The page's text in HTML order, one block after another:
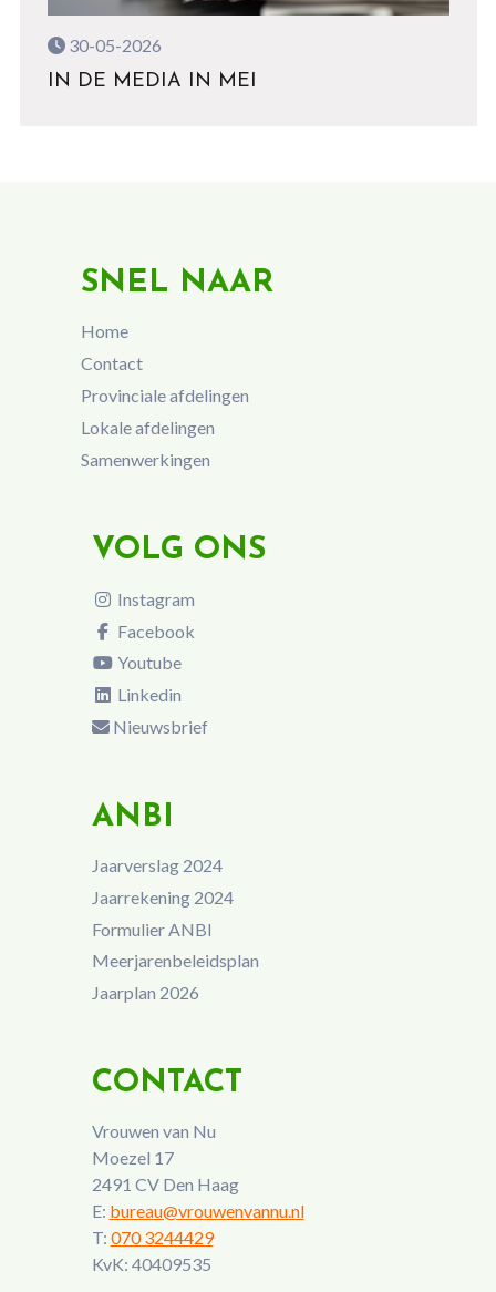
30-05-2026
IN DE MEDIA IN MEI
SNEL NAAR
Home
Contact
Provinciale afdelingen
Lokale afdelingen
Samenwerkingen
VOLG ONS
Instagram
Facebook
Youtube
Linkedin
Nieuwsbrief
ANBI
Jaarverslag 2024
Jaarrekening 2024
Formulier ANBI
Meerjarenbeleidsplan
Jaarplan 2026
CONTACT
Vrouwen van Nu
Moezel 17
2491 CV Den Haag
E: bureau@vrouwenvannu.nl
T: 070 3244429
KvK: 40409535